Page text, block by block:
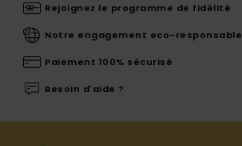
Rejoignez le programme de fidélité
Notre engagement eco-responsable
Paiement 100% sécurisé
Besoin d'aide ?